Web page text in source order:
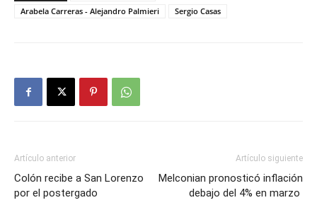
Arabela Carreras - Alejandro Palmieri
Sergio Casas
Artículo anterior
Colón recibe a San Lorenzo
por el postergado
Artículo siguiente
Melconian pronosticó inflación
debajo del 4% en marzo